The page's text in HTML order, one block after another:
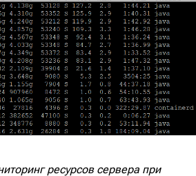
ресурсов сервера при